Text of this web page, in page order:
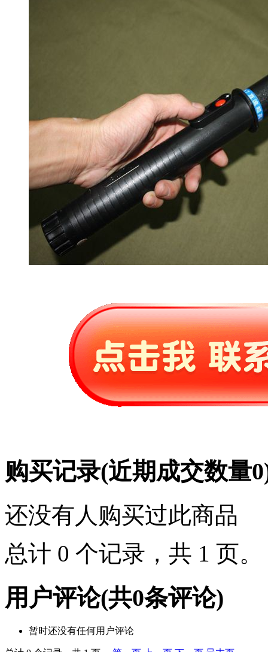
购买记录(近期成交数量0
还没有人购买过此商品
总计 0 个记录，共 1 页。
用户评论(共0条评论)
暂时还没有任何用户评论